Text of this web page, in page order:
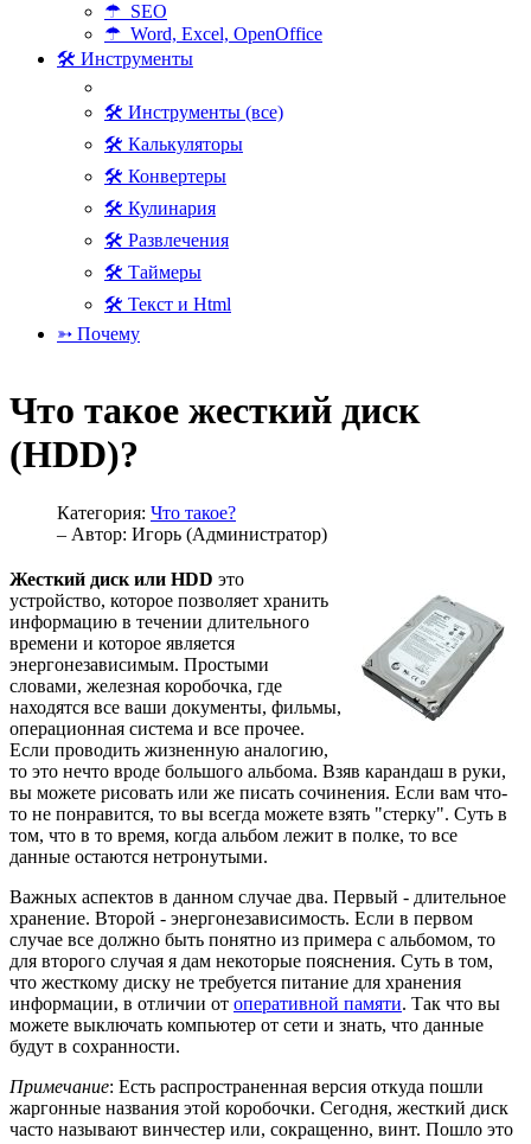
☂ SEO
☂ Word, Excel, OpenOffice
🛠 Инструменты
🛠 Инструменты (все)
🛠 Калькуляторы
🛠 Конвертеры
🛠 Кулинария
🛠 Развлечения
🛠 Таймеры
🛠 Текст и Html
➳ Почему
Что такое жесткий диск
(HDD)?
Категория: Что такое?
– Автор: Игорь (Администратор)
Жесткий диск или HDD это
устройство, которое позволяет хранить
информацию в течении длительного
времени и которое является
энергонезависимым. Простыми
словами, железная коробочка, где
находятся все ваши документы, фильмы,
операционная система и все прочее.
Если проводить жизненную аналогию,
то это нечто вроде большого альбома. Взяв карандаш в руки,
вы можете рисовать или же писать сочинения. Если вам что-
то не понравится, то вы всегда можете взять "стерку". Суть в
том, что в то время, когда альбом лежит в полке, то все
данные остаются нетронутыми.
Важных аспектов в данном случае два. Первый - длительное
хранение. Второй - энергонезависимость. Если в первом
случае все должно быть понятно из примера с альбомом, то
для второго случая я дам некоторые пояснения. Суть в том,
что жесткому диску не требуется питание для хранения
информации, в отличии от оперативной памяти. Так что вы
можете выключать компьютер от сети и знать, что данные
будут в сохранности.
Примечание: Есть распространенная версия откуда пошли
жаргонные названия этой коробочки. Сегодня, жесткий диск
часто называют винчестер или, сокращенно, винт. Пошло это